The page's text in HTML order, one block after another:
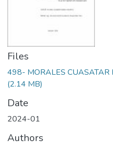
Files
498- MORALES CUASATAR
(2.14 MB)
Date
2024-01
Authors